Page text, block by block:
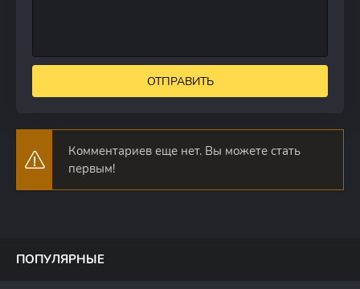
ОТПРАВИТЬ
Комментариев еще нет. Вы можете стать
первым!
ПОПУЛЯРНЫЕ